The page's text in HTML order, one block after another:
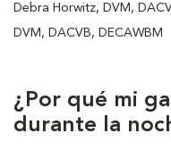
Debra Horwitz, DVM,
DVM, DACVB, DECAWBM
¿Por qué mi
durante la